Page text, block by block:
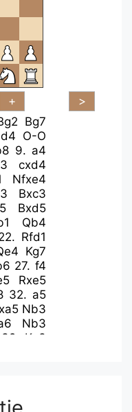
Bg7
d4 O-O
9. a4
cxd4
Nfxe4
Bxc3
Bxd5
Qb4
Rfd1
Kg7
27.f4
Rxe5
32. a5
Nb3
Nb3
39. Ke3